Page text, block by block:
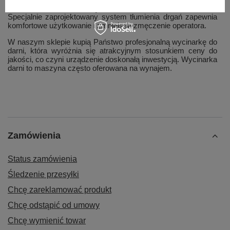
Specjalnie zaprojektowany system tłumienia drgań zapewnia
komfortowe użytkowanie i zmniejsza zmęczenie operatora.
W naszym sklepie kupią Państwo profesjonalną wycinarkę do
darni, która wyróżnia się atrakcyjnym stosunkiem ceny do
jakości, co czyni urządzenie doskonałą inwestycją. Wycinarka
darni to maszyna często oferowana na wynajem.
Zamówienia
Status zamówienia
Śledzenie przesyłki
Chcę zareklamować produkt
Chcę odstąpić od umowy
Chcę wymienić towar